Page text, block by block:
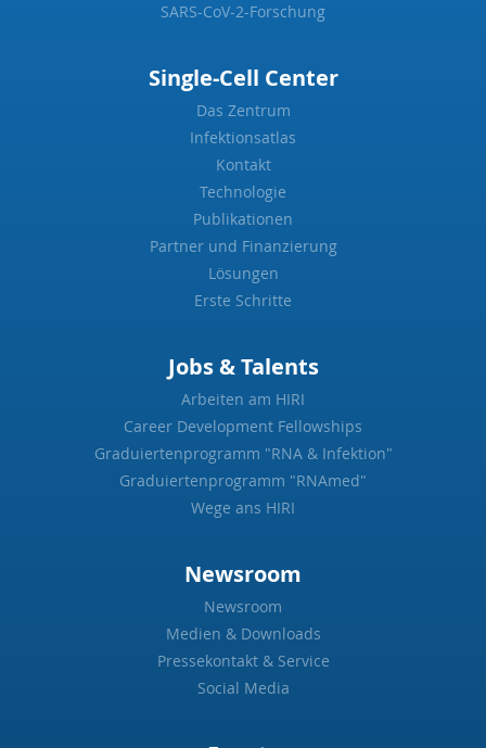
SARS-CoV-2-Forschung
Single-Cell Center
Das Zentrum
Infektionsatlas
Kontakt
Technologie
Publikationen
Partner und Finanzierung
Lösungen
Erste Schritte
Jobs & Talents
Arbeiten am HIRI
Career Development Fellowships
Graduiertenprogramm "RNA & Infektion"
Graduiertenprogramm "RNAmed"
Wege ans HIRI
Newsroom
Newsroom
Medien & Downloads
Pressekontakt & Service
Social Media